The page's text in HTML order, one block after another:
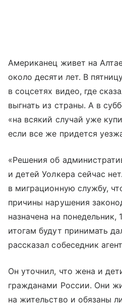
Американец живет на
около десяти лет. В
в соцсетях видео, где
выгнать из страны. А в
«на всякий случай уже
если все же придется
«Решения об
и детей Уолкера сейчас
в миграционную службу,
причины нарушения
назначена на понедельник,
итогам будут принимать
рассказал собеседник
Он уточнил, что жена и
гражданами России. Они
на жительство и обязаны